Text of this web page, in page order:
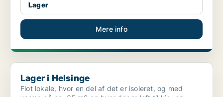
Lager
Mere info
Lager i Helsinge
Lager i Helsinge
Flot lokale, hvor en del af det er isoleret, og med